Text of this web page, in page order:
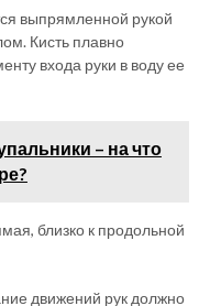
выпрямленной рукой
Кисть плавно
входа руки в воду ее
– на что
близко к продольной
движений рук должно